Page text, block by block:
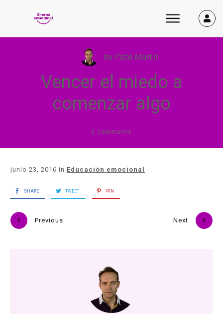
by Patxi Martín
Vencer el miedo a
comenzar algo
0 Comments
junio 23, 2016 in Educación emocional
SHARE TWEET PIN
Previous Next